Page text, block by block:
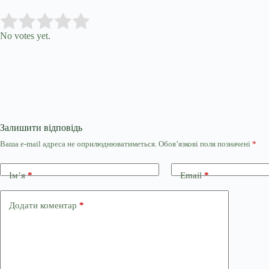
Rate this item:
No votes yet.
Залишити відповідь
Ваша e-mail адреса не оприлюднюватиметься. Обов’язкові поля позначені *
Ім’я* Email*
Додати коментар *